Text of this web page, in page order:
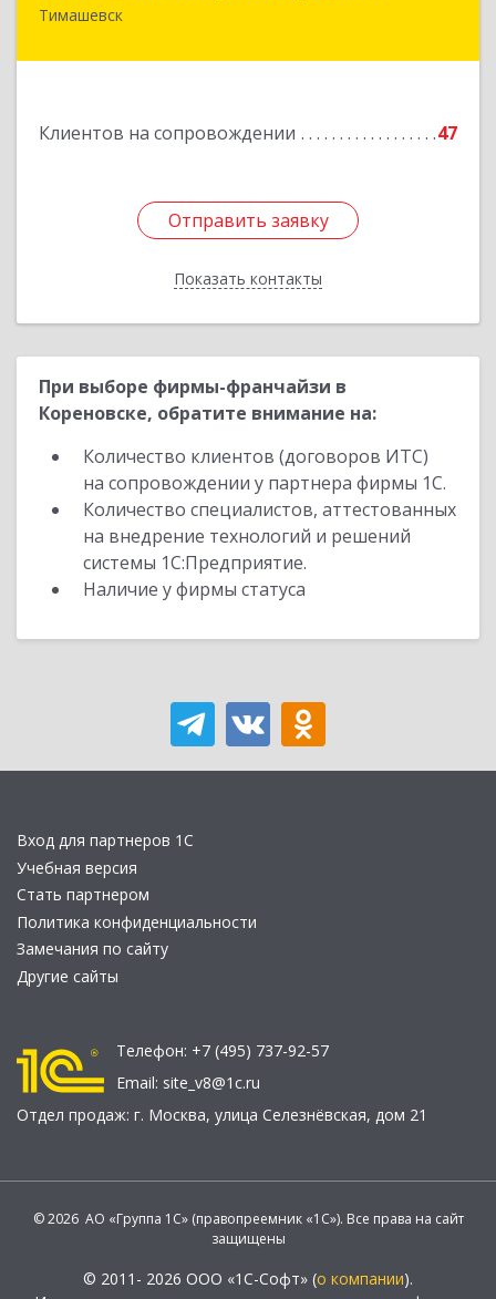
Тимашевск
Клиентов на сопровождении 47
Отправить заявку
Показать контакты
352700, Краснодарский край, Тимашевский р-н,
Отправить заявку
Назад
При выборе фирмы-франчайзи в
Кореновске, обратите внимание на:
Количество клиентов (договоров ИТС)
на сопровождении у партнера фирмы 1С.
Количество специалистов, аттестованных
на внедрение технологий и решений
системы 1С:Предприятие.
Наличие у фирмы статуса
Вход для партнеров 1С
Учебная версия
Стать партнером
Политика конфиденциальности
Замечания по сайту
Другие сайты
Телефон: +7 (495) 737-92-57
Email: site_v8@1c.ru
Отдел продаж: г. Москва, улица Селезнёвская, дом 21
© 2026 АО «Группа 1С» (правопреемник «1С»). Все права на сайт
защищены
© 2011- 2026 ООО «1С-Софт» (о компании).